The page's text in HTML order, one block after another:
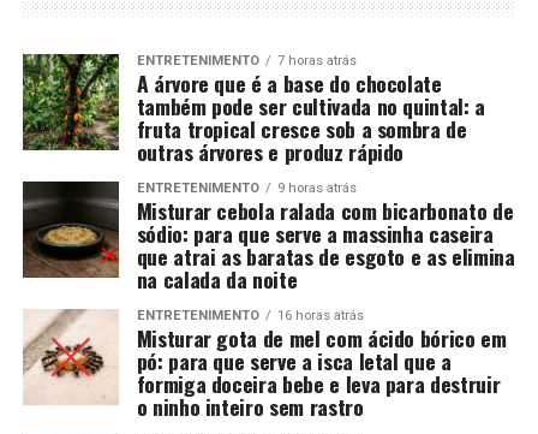
ENTRETENIMENTO 7 horas atrás
A árvore que é a base do chocolate
também pode ser cultivada no quintal: a
fruta tropical cresce sob a sombra de
outras árvores e produz rápido
ENTRETENIMENTO 9 horas atrás
Misturar cebola ralada com bicarbonato de
sódio: para que serve a massinha caseira
que atrai as baratas de esgoto e as elimina
na calada da noite
ENTRETENIMENTO 16 horas atrás
Misturar gota de mel com ácido bórico em
pó: para que serve a isca letal que a
formiga doceira bebe e leva para destruir
o ninho inteiro sem rastro